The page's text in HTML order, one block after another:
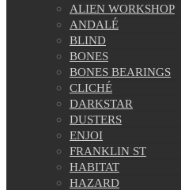
ALIEN WORKSHOP
ANDALÉ
BLIND
BONES
BONES BEARINGS
CLICHÉ
DARKSTAR
DUSTERS
ENJOI
FRANKLIN ST
HABITAT
HAZARD